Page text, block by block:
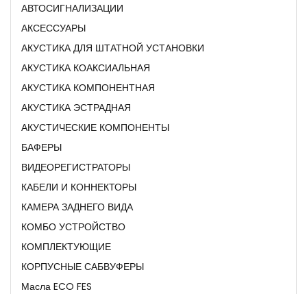
АВТОСИГНАЛИЗАЦИИ
АКСЕССУАРЫ
АКУСТИКА ДЛЯ ШТАТНОЙ УСТАНОВКИ
АКУСТИКА КОАКСИАЛЬНАЯ
АКУСТИКА КОМПОНЕНТНАЯ
АКУСТИКА ЭСТРАДНАЯ
АКУСТИЧЕСКИЕ КОМПОНЕНТЫ
БАФЕРЫ
ВИДЕОРЕГИСТРАТОРЫ
КАБЕЛИ И КОННЕКТОРЫ
КАМЕРА ЗАДНЕГО ВИДА
КОМБО УСТРОЙСТВО
КОМПЛЕКТУЮЩИЕ
КОРПУСНЫЕ САБВУФЕРЫ
Масла ECO FES